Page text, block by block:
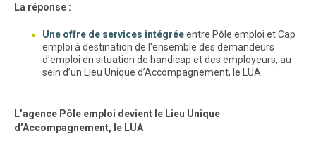
La réponse :
Une offre de services intégréeentre Pôle emploi et Cap
emploi à destination de l'ensemble des demandeurs
d'emploi en situation de handicap et des employeurs, au
sein d’un Lieu Unique d’Accompagnement, le LUA.
L’agence Pôle emploi devient le Lieu Unique
d’Accompagnement, le LUA